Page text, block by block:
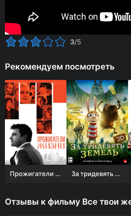
3/5
Рекомендуем посмотреть
Прожигатели жизни За тридевять земель
Отзывы к фильму Все твои